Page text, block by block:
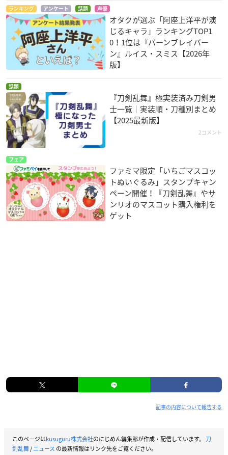
ランキング アンケート 話題 声優
オタクが選ぶ「阿座上洋平が演
じるキャラ」ランキングTOP1
0！1位は『バーンブレイバー
ン』ルイス・スミス【2026年
版】
話題
『刀剣乱舞』極実装済み刀剣男
士一覧｜実装順・刀種別まとめ
【2025最新版】
2コメント
フェア
ファミマ限定「いちごマスコッ
トぬいぐるみ」スタンプキャン
ペーン開催！『刀剣乱舞』やサ
ンリオのマスコット購入権利を
ゲット
記事の内容について報告する
このページはkusuguru株式会社のにじめん編集部が作成・配信しています。 刀
剣乱舞/ニュース の最新情報はリンク先をご覧ください。